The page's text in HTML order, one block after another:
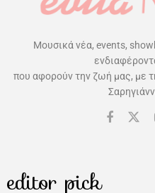
Μουσικά νέα, events,
που αφορούν την ζωή μας, με
editor pick